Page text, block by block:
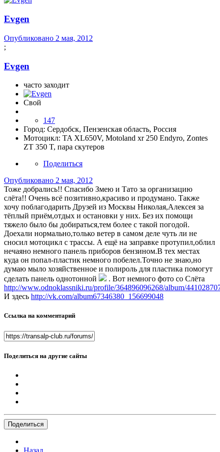
Evgen
Опубликовано 2 мая, 2012
;
Evgen
часто заходит
Свой
147
Город: Сердобск, Пензенская область, Россия
Мотоцикл: TA XL650V, Motoland xr 250 Endyro, Zontes
ZT 350 T, пара скутеров
Поделиться
Опубликовано 2 мая, 2012
Тоже добрались!! Спасибо Змею и Тато за организацию
слёта!! Очень всё позитивно,красиво и продумано. Также
хочу поблагодарить Друзей из Москвы Николая,Алексея за
тёплый приём,отдых и остановки у них. Без их помощи
тяжело было бы добираться,тем более с такой погодой.
Доехали нормально,только ветер в самом деле чуть ли не
сносил мотоцикл с трассы. А ещё на заправке протупил,облил
нечаяно немного панель приборов бензином.В тех местах
куда он попал-пластик немного побелел.Точно не знаю,но
думаю мыло хозяйственное и полироль для пластика помогут
сделать панель однотонной
. Вот немного фото со Слёта
http://www.odnoklassniki.ru/profile/364896096268/album/
И здесь http://vk.com/album67346380_156699048
Ссылка на комментарий
Поделиться на другие сайты
Поделиться
Назад